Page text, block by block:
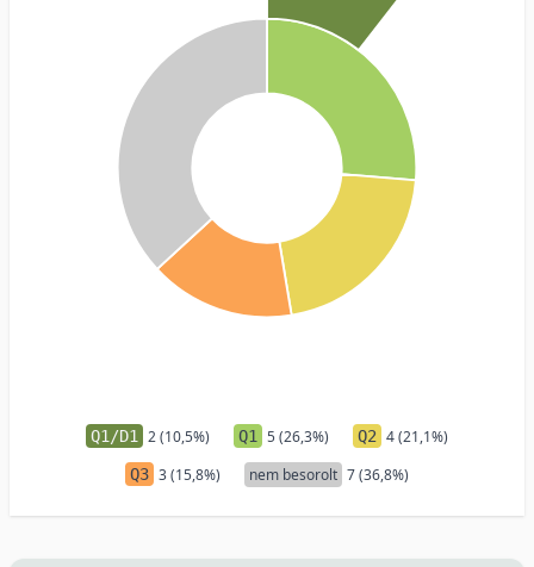
Q1/D1 2 (10,5%) Q1 5 (26,3%) Q2 4 (21,1%)
Q3 3 (15,8%) nem besorolt 7 (36,8%)